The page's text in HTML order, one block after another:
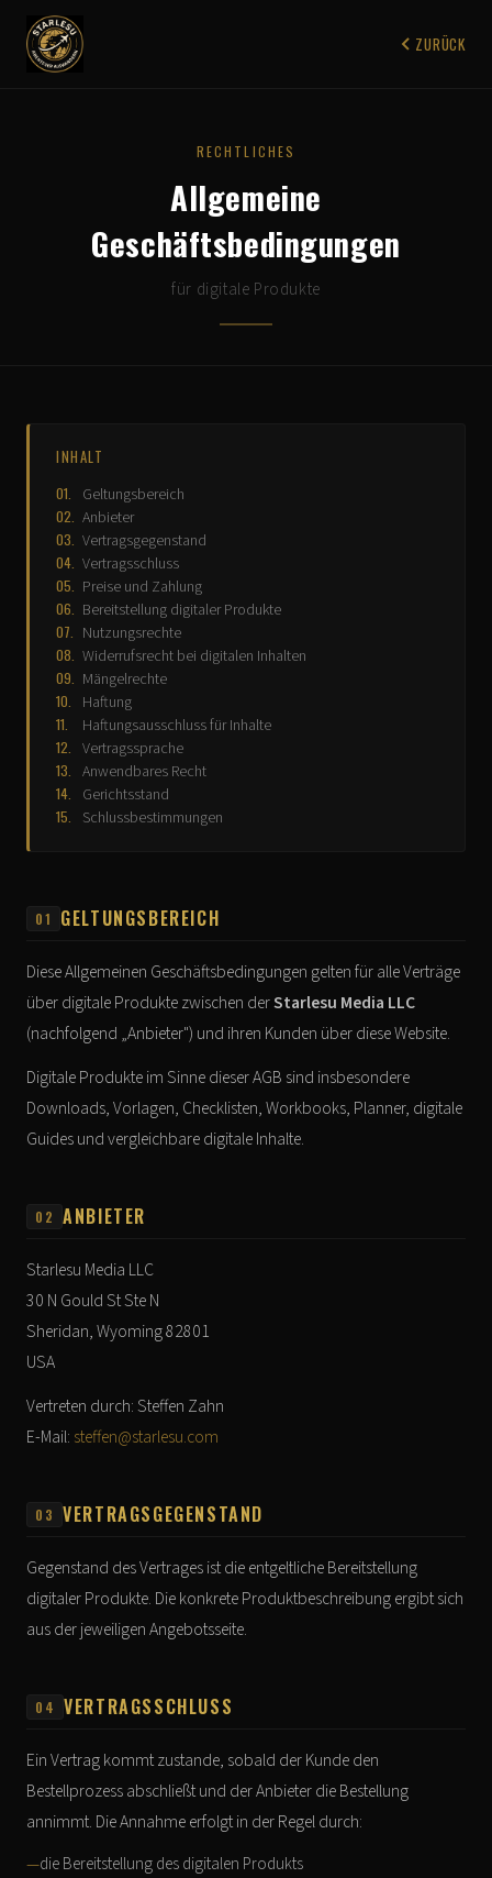
ZURÜCK
RECHTLICHES
Allgemeine
Geschäftsbedingungen
für digitale Produkte
INHALT
Geltungsbereich
Anbieter
Vertragsgegenstand
Vertragsschluss
Preise und Zahlung
Bereitstellung digitaler Produkte
Nutzungsrechte
Widerrufsrecht bei digitalen Inhalten
Mängelrechte
Haftung
Haftungsausschluss für Inhalte
Vertragssprache
Anwendbares Recht
Gerichtsstand
Schlussbestimmungen
01 GELTUNGSBEREICH
Diese Allgemeinen Geschäftsbedingungen gelten für alle Verträge
über digitale Produkte zwischen derStarlesu Media LLC
(nachfolgend „Anbieter") und ihren Kunden über diese Website.
Digitale Produkte im Sinne dieser AGB sind insbesondere
Downloads, Vorlagen, Checklisten, Workbooks, Planner, digitale
Guides und vergleichbare digitale Inhalte.
02 ANBIETER
Starlesu Media LLC
30 N Gould St Ste N
Sheridan, Wyoming 82801
USA
Vertreten durch: Steffen Zahn
E-Mail: steffen@starlesu.com
03 VERTRAGSGEGENSTAND
Gegenstand des Vertrages ist die entgeltliche Bereitstellung
digitaler Produkte. Die konkrete Produktbeschreibung ergibt sich
aus der jeweiligen Angebotsseite.
04 VERTRAGSSCHLUSS
Ein Vertrag kommt zustande, sobald der Kunde den
Bestellprozess abschließt und der Anbieter die Bestellung
annimmt. Die Annahme erfolgt in der Regel durch:
die Bereitstellung des digitalen Produkts